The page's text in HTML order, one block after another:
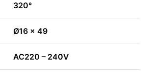
320°
Ø16 x 49
AC220 – 240V